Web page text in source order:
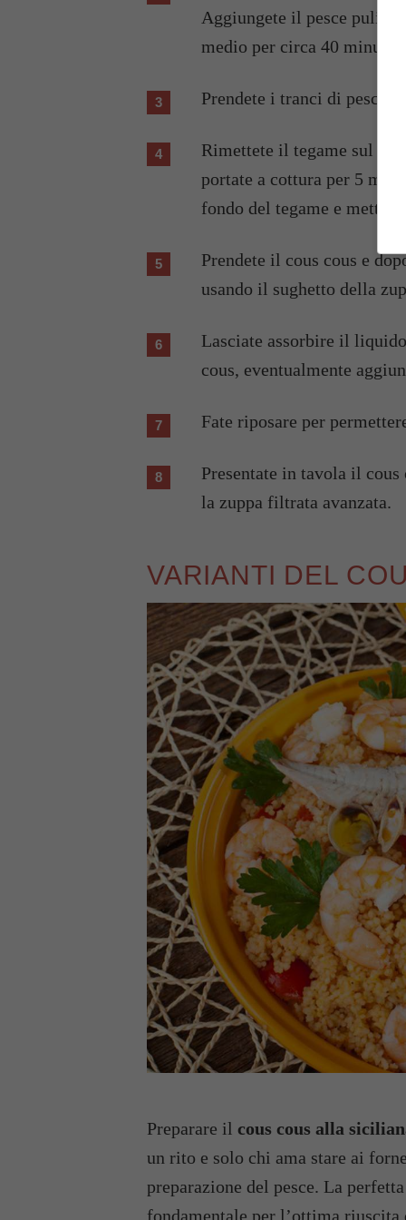
Aggiungete il pesce pulito
medio per circa 40 minuti.
Prendete i tranci di pesce
Rimettete il tegame sul fuoco e riportate a bollore, unite scampi e gamberi e
portate a cottura per 5
fondo del tegame e mettete
Prendete il cous cous e dopo averlo sgranato con poco olio reidradatelo
usando il sughetto della
Lasciate assorbire il liquido per il tempo indicato sulla confezione del cous
cous, eventualmente
Fate riposare per
Presentate in tavola il cous cous con i tranci di pesce puliti e i crostacei e con
la zuppa filtrata avanzata.
VARIANTI DEL
Preparare il cous cous alla
un rito e solo chi ama stare ai
preparazione del pesce. La
fondamentale per l’ottima riuscita